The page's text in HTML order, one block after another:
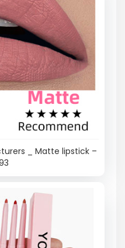
_ Matte lipstick –